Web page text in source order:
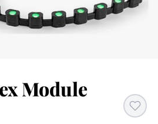
Module